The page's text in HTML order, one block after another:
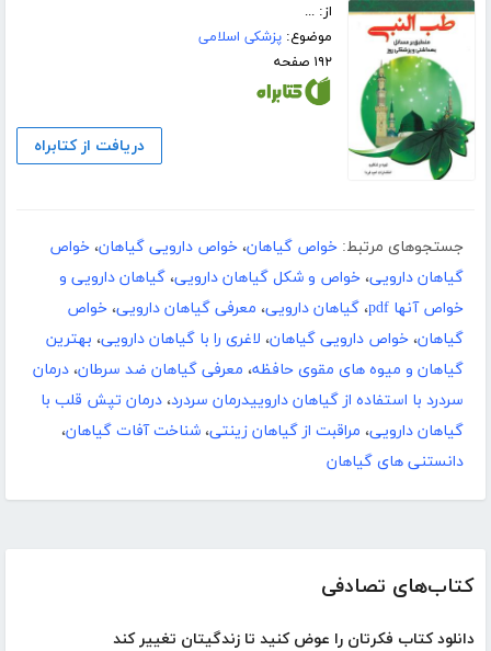
کتاب‌های تصادفی
دانلود کتاب فکرتان را عوض کنید تا زندگیتان تغییر کند
از: ...
موضوع:پزشکی اسلامی
۱۹۲ صفحه
دریافت از کتابراه
جستجوهای مرتبط: خواص گیاهان، خواص دارویی گیاهان، خواص
گیاهان دارویی، خواص و شکل گیاهان دارویی، گیاهان دارویی و
خواص آنها pdf
، گیاهان دارویی، معرفی گیاهان دارویی، خواص
گیاهان، خواص دارویی گیاهان، لاغری را با گیاهان دارویی، بهترین
گیاهان و میوه های مقوی حافظه، معرفی گیاهان ضد سرطان، درمان
سردرد با استفاده از گیاهان داروییدرمان سردرد، درمان تپش قلب با
گیاهان دارویی، مراقبت از گیاهان زینتی، شناخت آفات گیاهان،
دانستنی های گیاهان